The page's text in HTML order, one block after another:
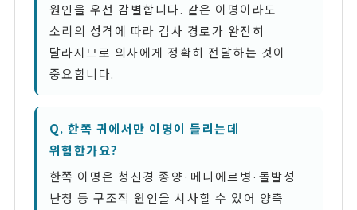
원인을 우선 감별합니다. 같은 이명이라도
소리의 성격에 따라 검사 경로가 완전히
달라지므로 의사에게 정확히 전달하는 것이
중요합니다.
Q. 한쪽 귀에서만 이명이 들리는데
위험한가요?
한쪽 이명은 청신경 종양·메니에르병·돌발성
난청 등 구조적 원인을 시사할 수 있어 양측